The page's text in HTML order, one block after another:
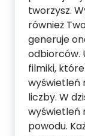
tworzysz.
również
generuje
odbiorców.
filmiki,
wyświetleń
liczby. W
wyświetleń
powodu.